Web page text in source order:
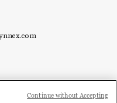
Continue without Accepting